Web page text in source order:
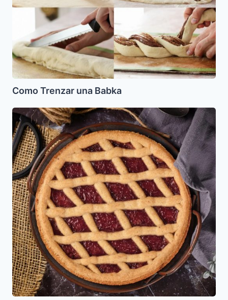
Como Trenzar una Babka
Tarta
Linzer
kasher
le
Pesaj